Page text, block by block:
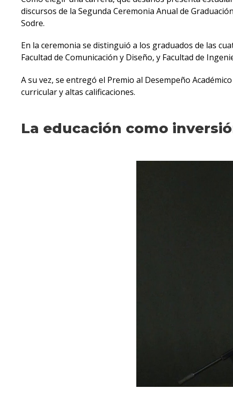
discursos de la Segunda Ceremonia Anual de
Sodre.
En la ceremonia se distinguió a los graduados de las
Facultad de Comunicación y Diseño, y Facultad de
A su vez, se entregó el Premio al Desempeño
curricular y altas calificaciones.
La educación como